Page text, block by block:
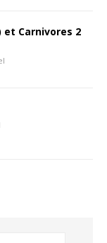
et Carnivores 2